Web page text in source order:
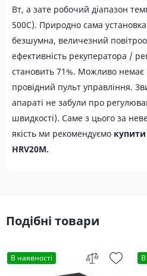
Вт, а зате робочий діапазон
500С). Природно сама
безшумна, величезний
ефективність рекуператора /
становить 71%. Можливо немає
провідний пульт управління.
апараті не забули про
швидкості). Саме з цього за
якість ми рекомендуємо
HRV20M.
Подібні товари
В наявності